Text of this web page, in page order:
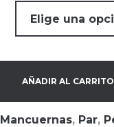
AÑADIR AL CARRITO
Mancuernas, Par,